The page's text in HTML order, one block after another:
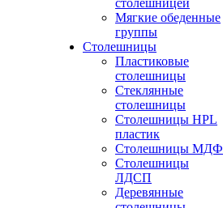
столешницей
Мягкие обеденные
группы
Столешницы
Пластиковые
столешницы
Стеклянные
столешницы
Столешницы HPL
пластик
Столешницы МДФ
Столешницы
ЛДСП
Деревянные